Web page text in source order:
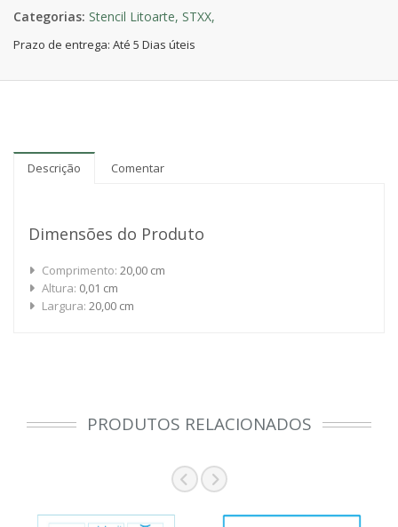
Categorias: Stencil Litoarte, STXX,
Prazo de entrega: Até 5 Dias úteis
Descrição Comentar
Dimensões do Produto
Comprimento: 20,00 cm
Altura: 0,01 cm
Largura: 20,00 cm
PRODUTOS RELACIONADOS